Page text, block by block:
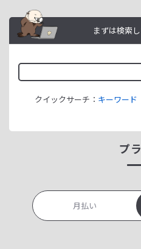
まずは検索
クイックサーチ： キーワード
プ
月払い